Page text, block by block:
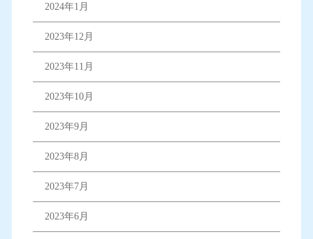
2024年1月
2023年12月
2023年11月
2023年10月
2023年9月
2023年8月
2023年7月
2023年6月